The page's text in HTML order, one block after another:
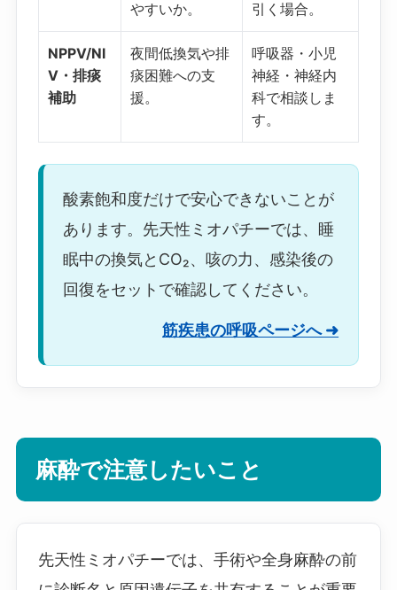
やすいか。
引く場合。
NPPV/NI
V・排痰
補助
夜間低換気や排
痰困難への支
援。
呼吸器・小児
神経・神経内
科で相談しま
す。
酸素飽和度だけで安心できないことが
あります。先天性ミオパチーでは、睡
眠中の換気とCO₂、咳の力、感染後の
回復をセットで確認してください。
筋疾患の呼吸ページへ ➜
麻酔で注意したいこと
先天性ミオパチーでは、手術や全身麻酔の前